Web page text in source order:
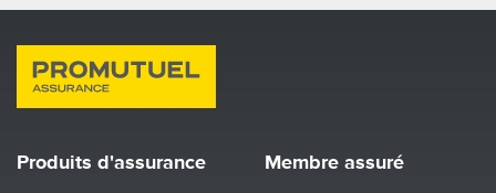
Produits d'assurance Membre assuré